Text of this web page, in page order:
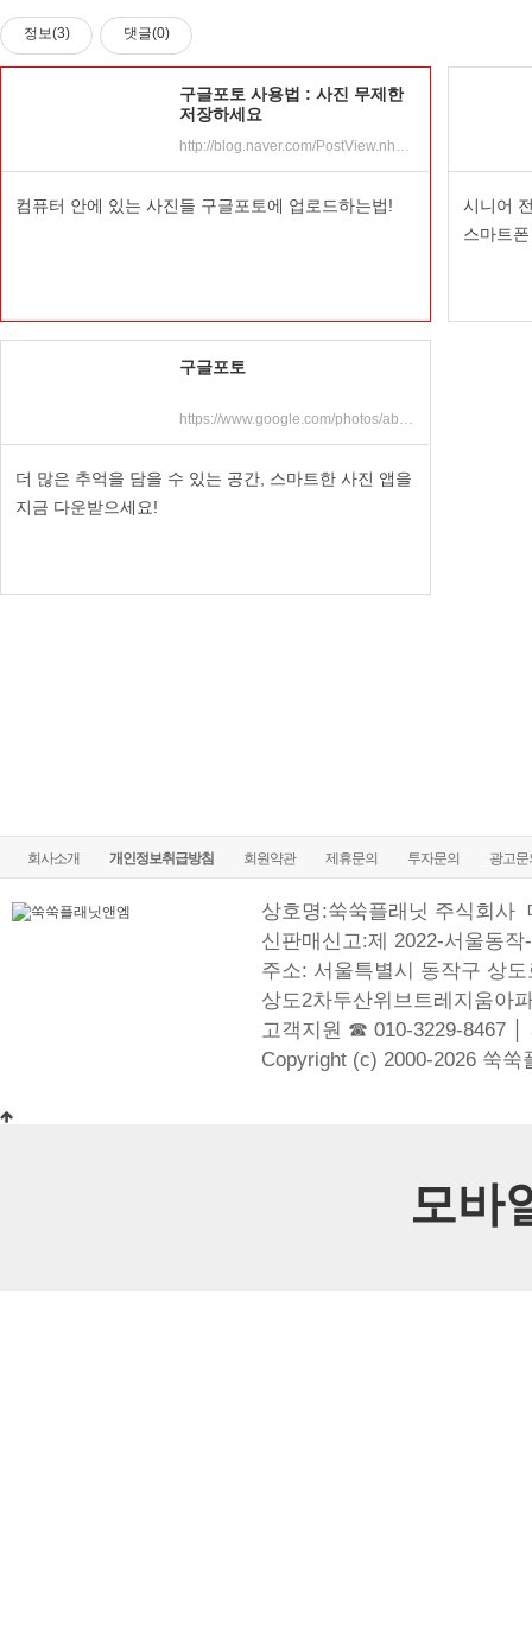
정보(3) 댓글(0)
구글포토 사용법 : 사진 무제한
저장하세요
http://blog.naver.com/PostView.nhn?blogId=jongro1003&logNo=220721465599
컴퓨터 안에 있는 사진들 구글포토에 업로드하는법!
시니어
스마트
구글포토
https://www.google.com/photos/about/
더 많은 추억을 담을 수 있는 공간, 스마트한 사진 앱을
지금 다운받으세요!
회사소개 개인정보취급방침 회원약관 제휴문의 투자문의 광고문
상호명:쑥쑥플래닛 주식회사
신판매신고:제 2022-서울동작
주소: 서울특별시 동작구 상
상도2차두산위브트레지움아
고객지원 ☎ 010-3229-8467 │
Copyright (c) 2000-2026 쑥
모바